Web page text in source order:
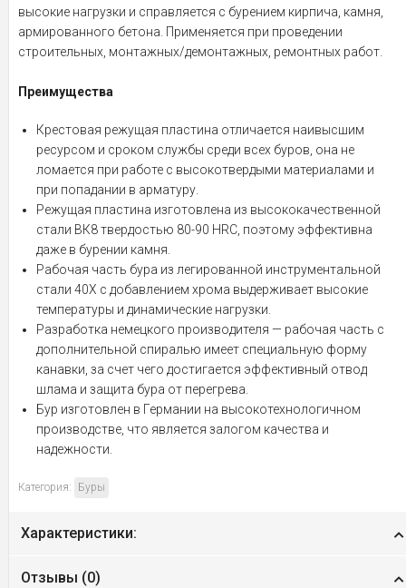
высокие нагрузки и справляется с бурением кирпича, камня,
армированного бетона. Применяется при проведении
строительных, монтажных/демонтажных, ремонтных работ.
Преимущества
Крестовая режущая пластина отличается наивысшим
ресурсом и сроком службы среди всех буров, она не
ломается при работе с высокотвердыми материалами и
при попадании в арматуру.
Режущая пластина изготовлена из высококачественной
стали ВК8 твердостью 80-90 HRC, поэтому эффективна
даже в бурении камня.
Рабочая часть бура из легированной инструментальной
стали 40Х с добавлением хрома выдерживает высокие
температуры и динамические нагрузки.
Разработка немецкого производителя — рабочая часть с
дополнительной спиралью имеет специальную форму
канавки, за счет чего достигается эффективный отвод
шлама и защита бура от перегрева.
Бур изготовлен в Германии на высокотехнологичном
производстве, что является залогом качества и
надежности.
Категория: Буры
Характеристики:
Отзывы (0)